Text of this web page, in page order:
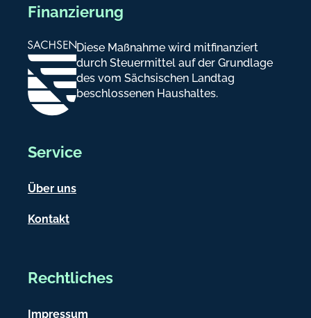
Finanzierung
Diese Maßnahme wird mitfinanziert
durch Steuermittel auf der Grundlage
des vom Sächsischen Landtag
beschlossenen Haushaltes.
Service
Über uns
Kontakt
Rechtliches
Impressum